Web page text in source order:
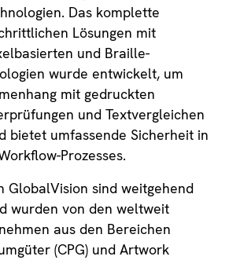
Das komplette
Lösungen mit
und Braille-
wurde entwickelt, um
mit gedruckten
und Textvergleichen
bietet umfassende Sicherheit in
Prozesses.
GlobalVision sind weitgehend
wurden von den weltweit
aus den Bereichen
(CPG) und Artwork